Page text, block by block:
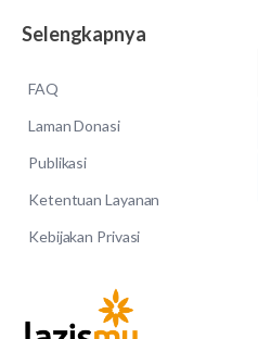
Selengkapnya
FAQ
Laman Donasi
Publikasi
Ketentuan Layanan
Kebijakan Privasi